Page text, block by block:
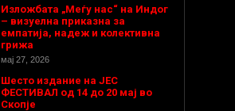
Изложбата „Меѓу нас“ на Индог
– визуелна приказна за
емпатија, надеж и колективна
грижа
мај 27, 2026
Шесто издание на ЈЕС
ФЕСТИВАЛ од 14 до 20 мај во
Скопје